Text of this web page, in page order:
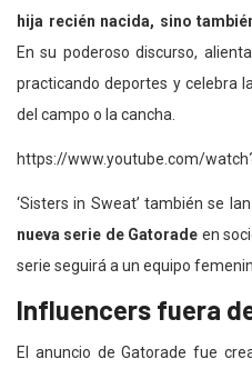
hija recién nacida, sino
En su poderoso discurso,
practicando deportes y celebra
del campo o la cancha.
https://www.youtube.com/
‘Sisters in Sweat’ también se
nueva serie de Gatorade en
serie seguirá a un equipo
Influencers fuera
El anuncio de Gatorade fue